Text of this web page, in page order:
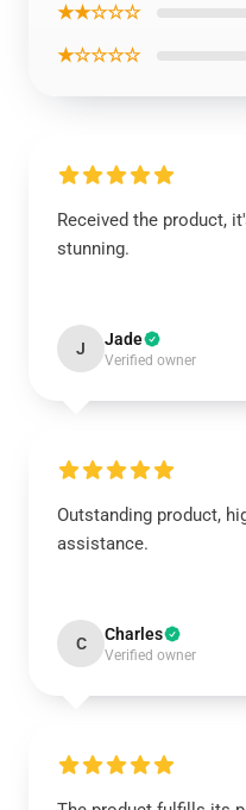
★★☆☆☆
★☆☆☆☆
Received the product,
stunning.
J Jade
Verified owner
Outstanding product,
assistance.
C Charles
Verified owner